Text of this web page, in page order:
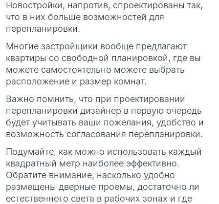
Новостройки, напротив, спроектированы так,
что в них больше возможностей для
перепланировки.
Многие застройщики вообще предлагают
квартиры со свободной планировкой, где вы
можете самостоятельно можете выбрать
расположение и размер комнат.
Важно помнить, что при проектировании
перепланировки дизайнер в первую очередь
будет учитывать ваши пожелания, удобство и
возможность согласования перепланировки.
Подумайте, как можно использовать каждый
квадратный метр наиболее эффективно.
Обратите внимание, насколько удобно
размещены дверные проемы, достаточно ли
естественного света в рабочих зонах и где